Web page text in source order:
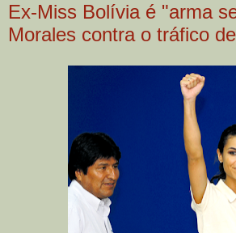
Ex-Miss Bolívia é "arma
Morales contra o tráfico